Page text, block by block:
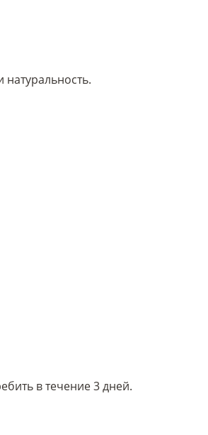
натуральность.
в течение 3 дней.